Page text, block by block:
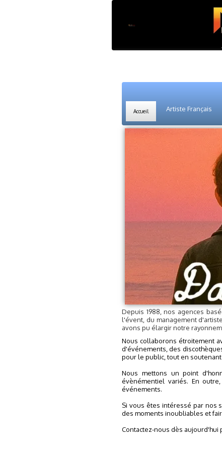
Accueil Artiste Français
Depuis 1988, nos agences
l'évent, du management
avons pu élargir notre
Nous collaborons étroitement
d'événements, des
pour le public, tout en
Nous mettons un point
évènémentiel variés. En
événements.
Si vous êtes intéressé par nos
des moments inoubliables et
Contactez-nous dès